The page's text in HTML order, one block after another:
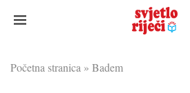
Početna stranica » Badem